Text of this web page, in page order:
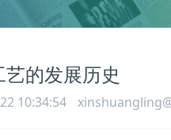
的发展历史
10:34:54